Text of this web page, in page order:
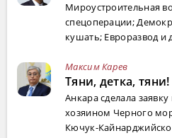
Мироустроительная
спецоперации;
кушать; Евроразвод и
Максим Карев
Тяни, детка, тяни!
Анкара сделала
хозяином Черного
Кючук-